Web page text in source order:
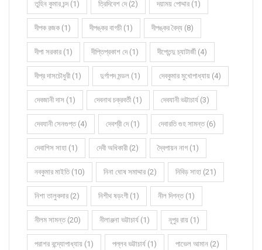
তুহিন কুমার চন্দ (1) ত্রিদিবেশ দে (2) দয়াময় পোদ্দার (1)
দীপক রজক (1) দীপঙ্কর বাগচী (1) দীপঙ্কর বৈদ্য (8)
দীপা সরকার (1) দীপ্তিপ্রকাশ দে (1) দীপ্তেন্দু চ্যাটার্জী (4)
দীপ্র দাসচৌধুরী (1) দুর্গাপদ মন্ডল (1) দেবকুমার মুখোপাধ্যায় (4)
দেবজানী দাস (1) দেবনাথ চক্রবর্তী (1) দেবযানী ভট্টাচার্য (3)
দেবযানী সেনগুপ্ত (4) দেবশ্রী দে (1) দেবারতি গুহ সামন্ত (6)
দেবাশিস সাহা (1) দেবী অধিকারী (2) দ্বৈপায়ন নাগ (1)
নবকুমার মাইতি (10) নিনা ঘোষ সমাদ্দার (2) নিবিড় সাহা (21)
নিশা তালুকদার (2) নিশীথ ষড়ংগী (1) নীল দিগন্ত (1)
নীলম সামন্ত (20) নীলাঞ্জনা ভট্টাচার্য (1) নূপুর রায় (1)
পরাশর বন্দ্যোপাধ্যায় (1) পল্লব ভট্টাচার্য (1) পাভেল আমান (2)